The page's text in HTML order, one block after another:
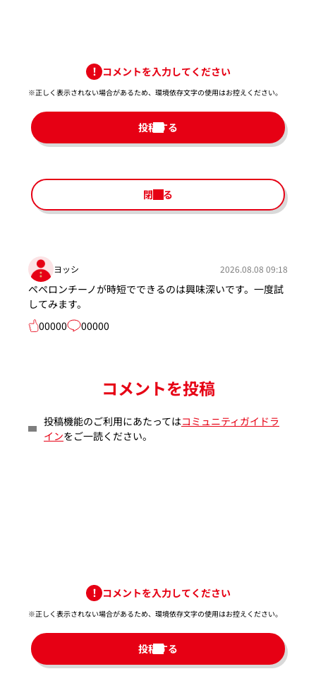
コメントを入力してください
※正しく表示されない場合があるため、環境依存文字の使用はお控えください。​
投稿する
閉じる
ヨッシ 2026.08.08 09:18
ペペロンチーノが時短でできるのは興味深いです。一度試
してみます。
00000
00000
コメントを投稿
投稿機能のご利用にあたってはコミュニティガイドラ
インをご一読ください。
コメントを入力してください
※正しく表示されない場合があるため、環境依存文字の使用はお控えください。​
投稿する